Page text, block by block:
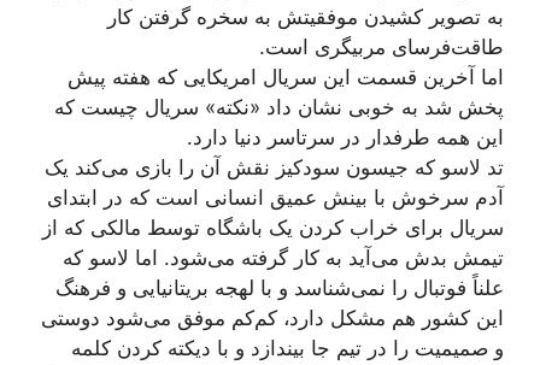
به تصویر کشیدن موفقیتش به سخره گرفتن کار
طاقت‌فرسای مربیگری است.
اما آخرین قسمت این سریال امریکایی که هفته پیش
پخش شد به خوبی نشان داد «نکته» سریال چیست که
این همه طرفدار در سرتاسر دنیا دارد.
تد لاسو که جیسون سودکیز نقش آن را بازی می‌کند یک
آدم سرخوش با بینش عمیق انسانی‌ است که در ابتدای
سریال برای خراب کردن یک باشگاه توسط مالکی که از
تیمش بدش می‌آید به کار گرفته می‌شود. اما لاسو که
علناً فوتبال را نمی‌شناسد و با لهجه بریتانیایی و فرهنگ
این کشور هم مشکل دارد، کم‌کم موفق می‌شود دوستی
و صمیمیت را در تیم جا بیندازد و با دیکته کردن کلمه